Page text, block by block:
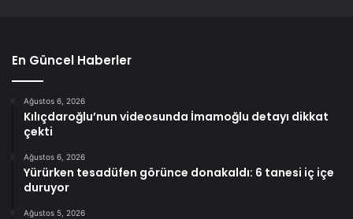
En Güncel Haberler
Ağustos 6, 2026
Kılıçdaroğlu’nun videosunda İmamoğlu detayı dikkat
çekti
Ağustos 6, 2026
Yürürken tesadüfen görünce donakaldı: 6 tanesi iç içe
duruyor
Ağustos 5, 2026